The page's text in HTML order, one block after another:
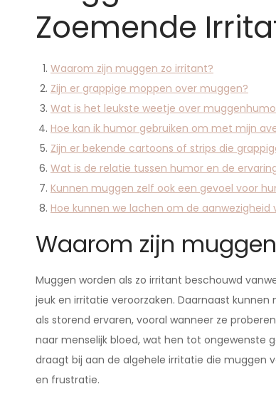
Zoemende
Waarom zijn muggen zo irritant?
Zijn er grappige moppen over muggen?
Wat is het leukste weetje over
Hoe kan ik humor gebruiken om met mijn
Zijn er bekende cartoons of strips die
Wat is de relatie tussen humor en de
Kunnen muggen zelf ook een gevoel voor
Hoe kunnen we lachen om de
Waarom zijn
Muggen worden als zo irritant beschouwd
jeuk en irritatie veroorzaken. Daarnaast
als storend ervaren, vooral wanneer ze
naar menselijk bloed, wat hen tot ongewenste
draagt bij aan de algehele irritatie die muggen
en frustratie.